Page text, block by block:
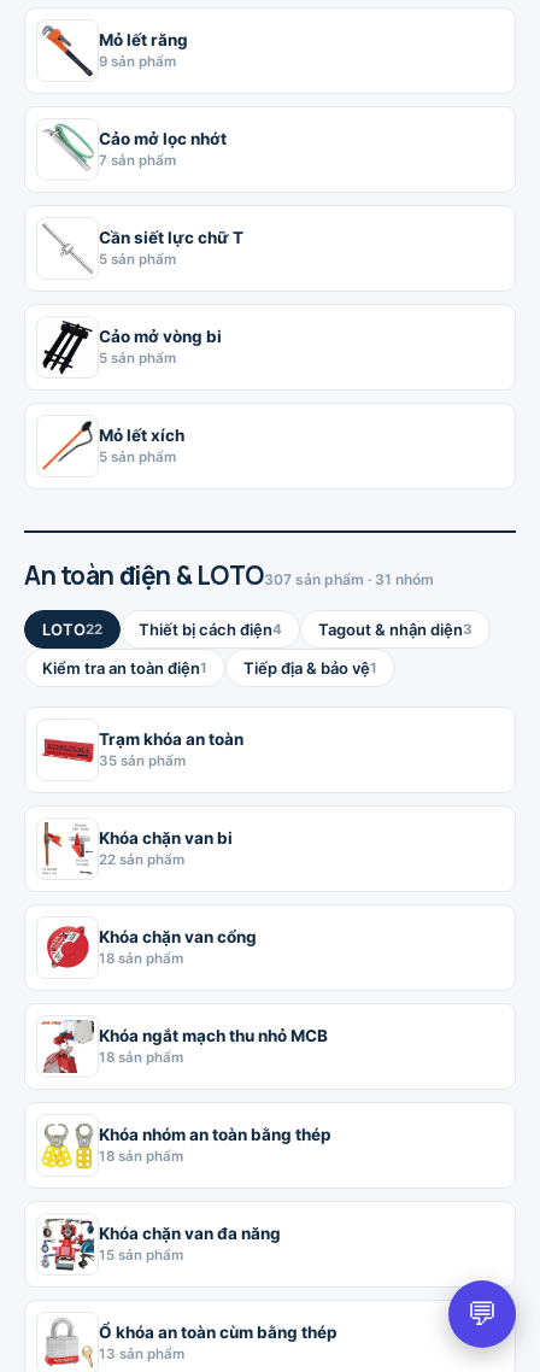
Mỏ lết răng
9 sản phẩm
Cảo mở lọc nhớt
7 sản phẩm
Cần siết lực chữ T
5 sản phẩm
Cảo mở vòng bi
5 sản phẩm
Mỏ lết xích
5 sản phẩm
An toàn điện & LOTO307 sản phẩm · 31 nhóm
LOTO22 Thiết bị cách điện4 Tagout & nhận diện3
Kiểm tra an toàn điện1 Tiếp địa & bảo vệ1
Trạm khóa an toàn
35 sản phẩm
Khóa chặn van bi
22 sản phẩm
Khóa chặn van cổng
18 sản phẩm
Khóa ngắt mạch thu nhỏ MCB
18 sản phẩm
Khóa nhóm an toàn bằng thép
18 sản phẩm
Khóa chặn van đa năng
15 sản phẩm
Ổ khóa an toàn cùm bằng thép
13 sản phẩm
💬